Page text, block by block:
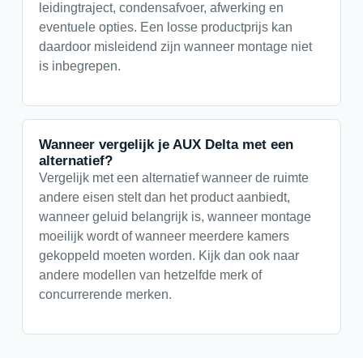
leidingtraject, condensafvoer, afwerking en
eventuele opties. Een losse productprijs kan
daardoor misleidend zijn wanneer montage niet
is inbegrepen.
Wanneer vergelijk je AUX Delta met een
alternatief?
Vergelijk met een alternatief wanneer de ruimte
andere eisen stelt dan het product aanbiedt,
wanneer geluid belangrijk is, wanneer montage
moeilijk wordt of wanneer meerdere kamers
gekoppeld moeten worden. Kijk dan ook naar
andere modellen van hetzelfde merk of
concurrerende merken.